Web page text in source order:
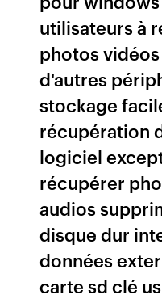
utilisateurs à
photos
d'autres
stockage
récupération
logiciel
récupérer
audios
disque dur
données
carte sd clé